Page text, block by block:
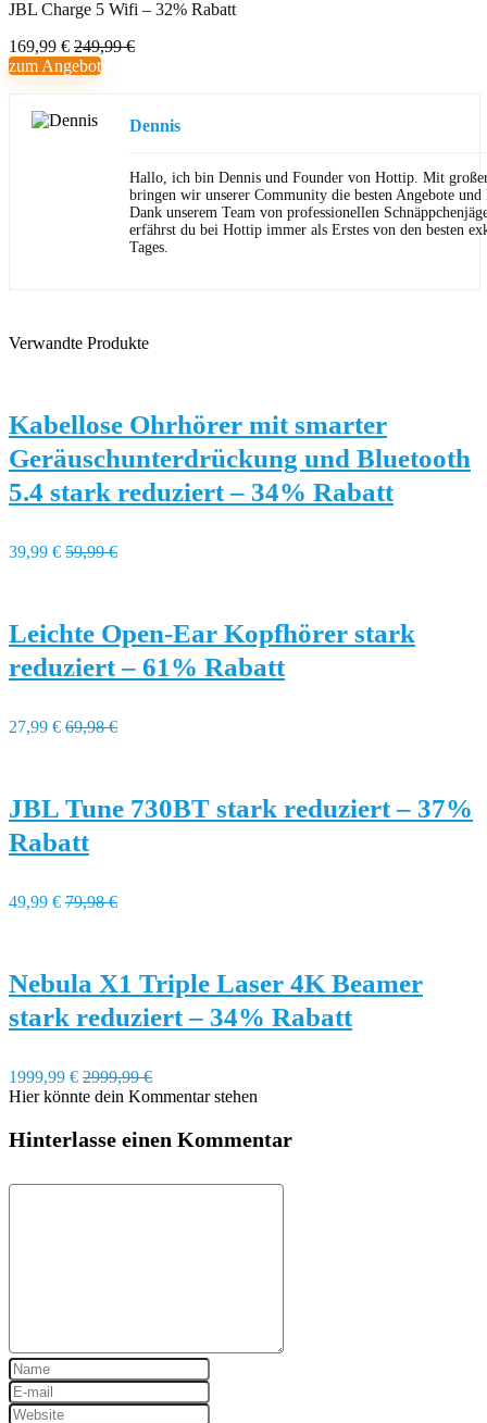
JBL Charge 5 Wifi – 32% Rabatt
169,99 € 249,99 €
zum Angebot
Dennis
Hallo, ich bin Dennis und Founder von Hottip. Mit
bringen wir unserer Community die besten Angebote und
Dank unserem Team von professionellen
erfährst du bei Hottip immer als Erstes von den besten
Tages.
Verwandte Produkte
Kabellose Ohrhörer mit smarter
Geräuschunterdrückung und Bluetooth
5.4 stark reduziert – 34% Rabatt
39,99 € 59,99 €
Leichte Open-Ear Kopfhörer stark
reduziert – 61% Rabatt
27,99 € 69,98 €
JBL Tune 730BT stark reduziert – 37%
Rabatt
49,99 € 79,98 €
Nebula X1 Triple Laser 4K Beamer
stark reduziert – 34% Rabatt
1999,99 € 2999,99 €
Hier könnte dein Kommentar stehen
Hinterlasse einen Kommentar